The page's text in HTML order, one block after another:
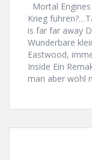
Mortal
Krieg
is far far away
Wunderbare
Eastwood,
Inside Ein
man aber wohl